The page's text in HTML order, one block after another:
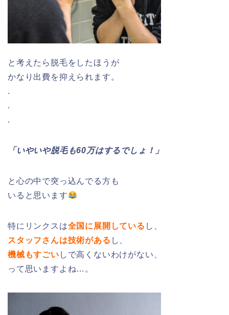
と考えたら脱毛をしたほうが
かなり出費を抑えられます。
.
.
.
「いやいや脱毛も60万はするでしょ！」
と心の中で突っ込んでる方も
いると思います
特にリンクスは全国に展開している し、
スタッフさんは技術がある し、
機械もすごい しで高くないわけがない、
って思いますよね…。